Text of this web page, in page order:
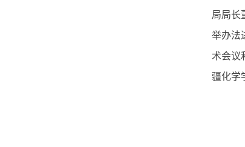
局局长
举办法
术会议
疆化学